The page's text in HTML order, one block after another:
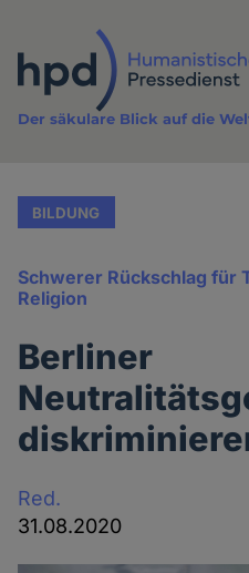
Inhalt
Der säkulare Blick auf die
BILDUNG
Schwerer Rückschlag für
Religion
Berliner
Red.
31.08.2020